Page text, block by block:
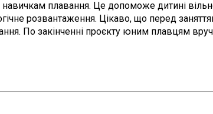
плавання. Це допоможе дитині
розвантаження. Цікаво, що перед
По закінченні проєкту юним плавцям